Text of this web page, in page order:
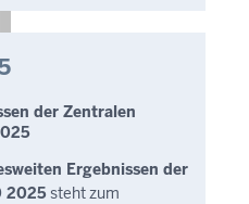
der Zentralen
Ergebnissen der
2025steht zum